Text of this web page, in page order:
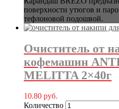
поверхности утюгов и
тефлоновой подошвой.
Очиститель от
кофемашин
MELITTA 2×40г
10.80 руб.
Количество